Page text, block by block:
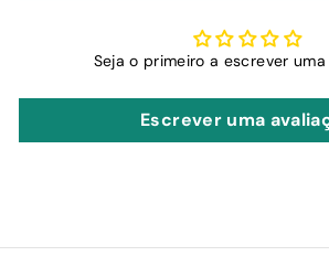
Seja o primeiro a escrever
Escrever uma